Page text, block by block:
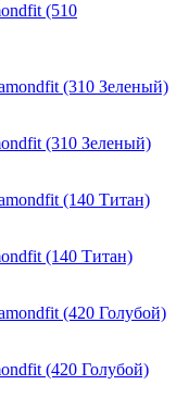
(510
(310 Зеленый)
(140 Титан)
(420 Голубой)